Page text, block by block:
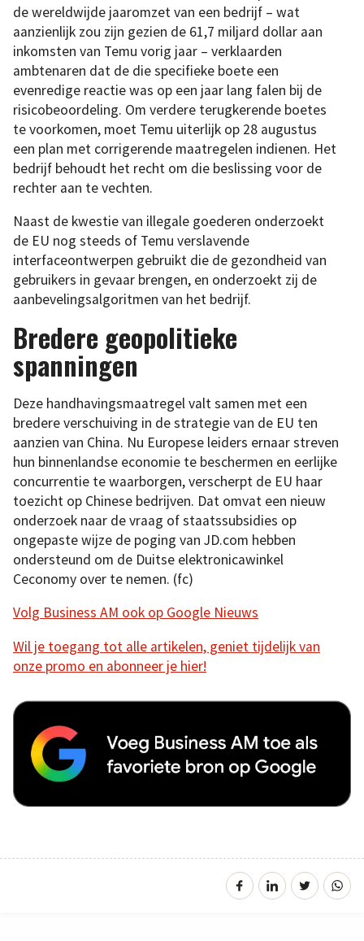
de wereldwijde jaaromzet van een bedrijf – wat
aanzienlijk zou zijn gezien de 61,7 miljard dollar aan
inkomsten van Temu vorig jaar – verklaarden
ambtenaren dat de die specifieke boete een
evenredige reactie was op een jaar lang falen bij de
risicobeoordeling. Om verdere terugkerende boetes
te voorkomen, moet Temu uiterlijk op 28 augustus
een plan met corrigerende maatregelen indienen. Het
bedrijf behoudt het recht om die beslissing voor de
rechter aan te vechten.
Naast de kwestie van illegale goederen onderzoekt
de EU nog steeds of Temu verslavende
interfaceontwerpen gebruikt die de gezondheid van
gebruikers in gevaar brengen, en onderzoekt zij de
aanbevelingsalgoritmen van het bedrijf.
Bredere geopolitieke
spanningen
Deze handhavingsmaatregel valt samen met een
bredere verschuiving in de strategie van de EU ten
aanzien van China. Nu Europese leiders ernaar streven
hun binnenlandse economie te beschermen en eerlijke
concurrentie te waarborgen, verscherpt de EU haar
toezicht op Chinese bedrijven. Dat omvat een nieuw
onderzoek naar de vraag of staatssubsidies op
ongepaste wijze de poging van JD.com hebben
ondersteund om de Duitse elektronicawinkel
Ceconomy over te nemen. (fc)
Volg Business AM ook op Google Nieuws
Wil je toegang tot alle artikelen, geniet tijdelijk van
onze promo en abonneer je hier!